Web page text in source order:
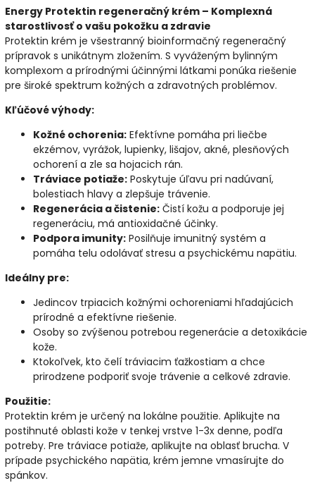
Energy Protektin regeneračný krém – Komplexná
starostlivosť o vašu pokožku a zdravie
Protektin krém je všestranný bioinformačný regeneračný
prípravok s unikátnym zložením. S vyváženým bylinným
komplexom a prírodnými účinnými látkami ponúka riešenie
pre široké spektrum kožných a zdravotných problémov.
Kľúčové výhody:
Kožné ochorenia: Efektívne pomáha pri liečbe
ekzémov, vyrážok, lupienky, lišajov, akné, plesňových
ochorení a zle sa hojacich rán.
Tráviace potiaže: Poskytuje úľavu pri nadúvaní,
bolestiach hlavy a zlepšuje trávenie.
Regenerácia a čistenie: Čistí kožu a podporuje jej
regeneráciu, má antioxidačné účinky.
Podpora imunity: Posilňuje imunitný systém a
pomáha telu odolávať stresu a psychickému napätiu.
Ideálny pre:
Jedincov trpiacich kožnými ochoreniami hľadajúcich
prírodné a efektívne riešenie.
Osoby so zvýšenou potrebou regenerácie a detoxikácie
kože.
Ktokoľvek, kto čelí tráviacim ťažkostiam a chce
prirodzene podporiť svoje trávenie a celkové zdravie.
Použitie:
Protektin krém je určený na lokálne použitie. Aplikujte na
postihnuté oblasti kože v tenkej vrstve 1-3x denne, podľa
potreby. Pre tráviace potiaže, aplikujte na oblasť brucha. V
prípade psychického napätia, krém jemne vmasírujte do
spánkov.